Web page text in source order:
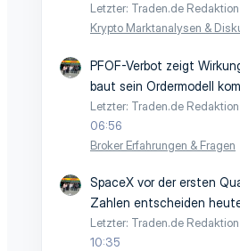
Letzter: Traden.de Redaktion
Krypto Marktanalysen &
PFOF-Verbot zeigt
baut sein Ordermodell
Letzter: Traden.de Redaktion
06:56
Broker Erfahrungen & Fragen
SpaceX vor der ersten
Zahlen entscheiden
Letzter: Traden.de Redaktion
10:35